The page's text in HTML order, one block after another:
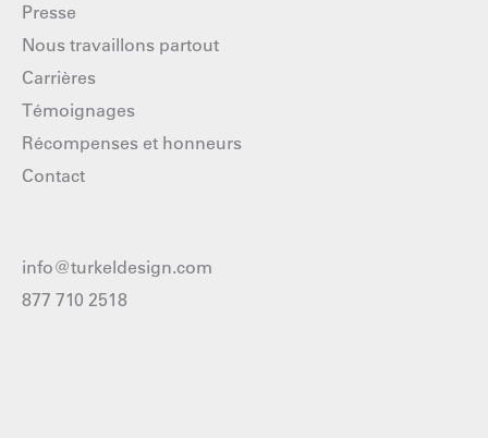
Presse
Nous travaillons partout
Carrières
Témoignages
Récompenses et honneurs
Contact
info@turkeldesign.com
877 710 2518